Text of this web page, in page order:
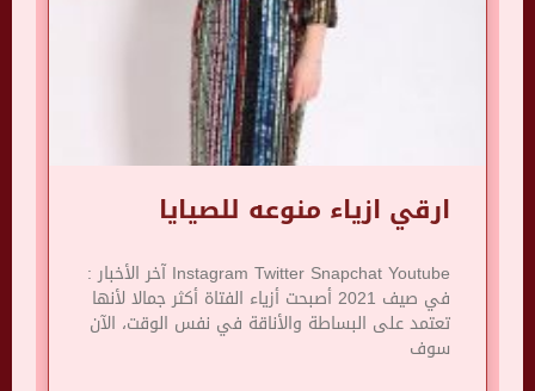
ارقي ازياء منوعه للصيايا
Instagram Twitter Snapchat Youtube آخر الأخبار :
في صيف 2021 أصبحت أزياء الفتاة أكثر جمالا لأنها
تعتمد على البساطة والأناقة في نفس الوقت، الآن
سوف